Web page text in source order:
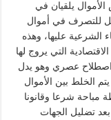
يلقيان في
للتصرف في أموال
الشرعية عليها، وهذه
التي يروج لها
اصطلاح عصري وهو يدل
يتم الخلط بين الأموال
مباحة شرعا وقانونا
تضليل الجهات